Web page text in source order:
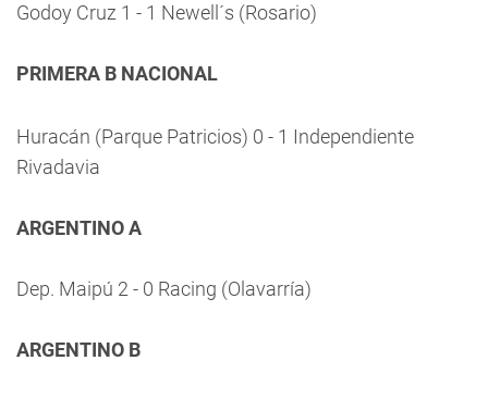
Godoy Cruz 1 - 1 Newell´s (Rosario)
PRIMERA B NACIONAL
Huracán (Parque Patricios) 0 - 1 Independiente
Rivadavia
ARGENTINO A
Dep. Maipú 2 - 0 Racing (Olavarría)
ARGENTINO B